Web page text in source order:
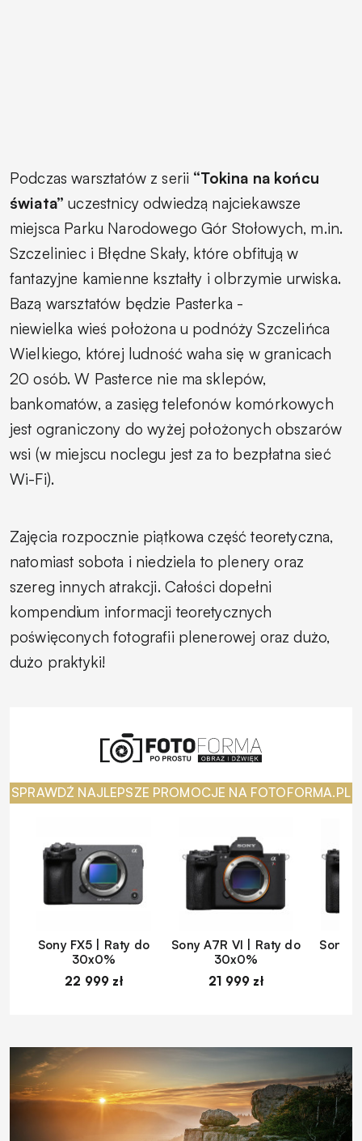
Podczas warsztatów z serii “Tokina na końcu
świata” uczestnicy odwiedzą najciekawsze
miejsca Parku Narodowego Gór Stołowych, m.in.
Szczeliniec i Błędne Skały, które obfitują w
fantazyjne kamienne kształty i olbrzymie urwiska.
Bazą warsztatów będzie Pasterka -
niewielka wieś położona u podnóży Szczelińca
Wielkiego, której ludność waha się w granicach
20 osób. W Pasterce nie ma sklepów,
bankomatów, a zasięg telefonów komórkowych
jest ograniczony do wyżej położonych obszarów
wsi (w miejscu noclegu jest za to bezpłatna sieć
Wi-Fi).
Zajęcia rozpocznie piątkowa część teoretyczna,
natomiast sobota i niedziela to plenery oraz
szereg innych atrakcji. Całości dopełni
kompendium informacji teoretycznych
poświęconych fotografii plenerowej oraz dużo,
dużo praktyki!
SPRAWDŹ NAJLEPSZE PROMOCJE NA FOTOFORMA.PL
Sony FX5 | Raty do
30x0%
22 999 zł
Sony A7R VI | Raty do
30x0%
21 999 zł
Sony